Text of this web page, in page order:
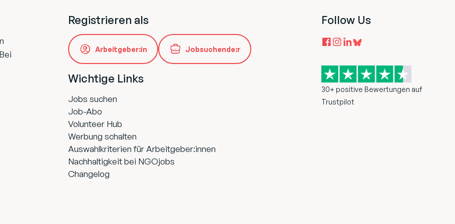
Registrieren als
Arbeitgeber:in Jobsuchende:r
Wichtige Links
Jobs suchen
Job-Abo
Volunteer Hub
Werbung schalten
Auswahlkriterien für Arbeitgeber:innen
Nachhaltigkeit bei NGOjobs
Changelog
Follow Us
30+ positive Bewertungen auf
Trustpilot